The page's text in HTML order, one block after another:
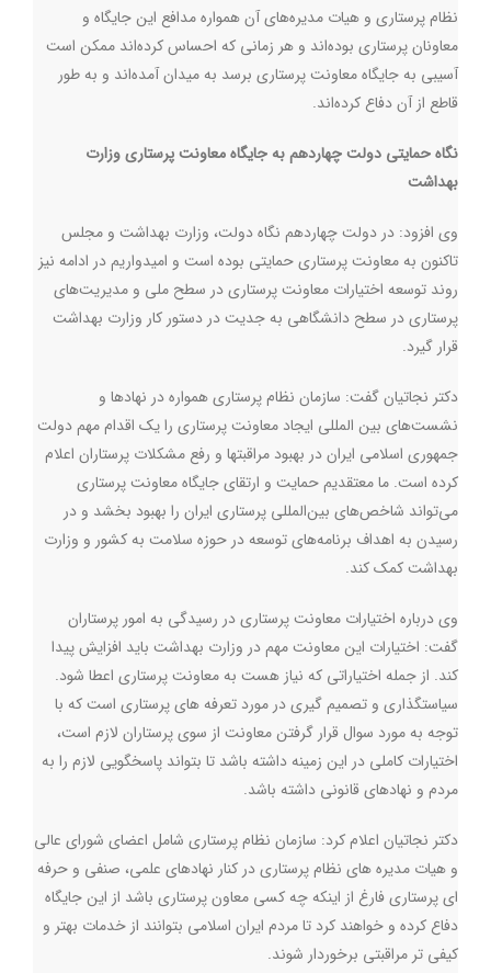
نظام پرستاری و هیات مدیره‌های آن همواره مدافع این جایگاه و
معاونان پرستاری بوده‌اند و هر زمانی که احساس کرده‌اند ممکن است
آسیبی به جایگاه معاونت پرستاری برسد به میدان آمده‌اند و به طور
قاطع از آن دفاع کرده‌اند.
نگاه حمایتی دولت چهاردهم به جایگاه معاونت پرستاری وزارت
بهداشت
وی افزود: در دولت چهاردهم نگاه دولت، وزارت بهداشت و‌ مجلس
تاکنون به معاونت پرستاری حمایتی بوده است و امیدواریم در ادامه نیز
روند توسعه اختیارات معاونت پرستاری در سطح ملی و مدیریت‌های
پرستاری در سطح دانشگاهی به جدیت در دستور کار وزارت بهداشت
قرار گیرد.
دکتر نجاتیان گفت: سازمان نظام پرستاری همواره در نهادها و
نشست‌های بین المللی ایجاد معاونت پرستاری را یک اقدام مهم دولت
جمهوری اسلامی ایران در بهبود مراقبتها و رفع مشکلات پرستاران اعلام
کرده است. ما معتقدیم حمایت و ارتقای جایگاه معاونت پرستاری
می‌تواند شاخص‌های بین‌المللی پرستاری ایران را بهبود بخشد و در
رسیدن به اهداف برنامه‌های توسعه در حوزه سلامت به کشور و وزارت
بهداشت کمک کند.
وی درباره اختیارات معاونت پرستاری در رسیدگی به امور پرستاران
گفت: اختیارات این معاونت مهم در وزارت بهداشت باید افزایش پیدا
کند. از جمله اختیاراتی که نیاز هست به معاونت پرستاری اعطا شود.
سیاستگذاری و تصمیم گیری در مورد تعرفه های پرستاری است که با
توجه به مورد سوال قرار گرفتن معاونت از سوی پرستاران لازم است،
اختیارات کاملی در این زمینه داشته باشد تا بتواند پاسخگویی لازم را به
مردم و نهادهای قانونی داشته باشد.
دکتر نجاتیان اعلام کرد: سازمان نظام پرستاری شامل اعضای شورای عالی
و هیات مدیره های نظام پرستاری در کنار نهادهای علمی، صنفی و حرفه
ای پرستاری فارغ از اینکه چه کسی معاون پرستاری باشد از این جایگاه
دفاع کرده و خواهند کرد تا مردم ایران اسلامی بتوانند از خدمات بهتر و
کیفی تر مراقبتی برخوردار شوند.